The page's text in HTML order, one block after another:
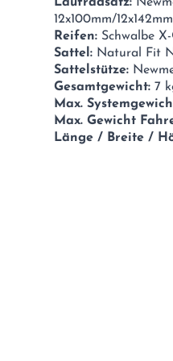
Laufradsatz:
12x100mm/
Reifen: Schwalbe
Sattel: Natural Fit
Sattelstütze:
Gesamtgewicht:7
Max.
Max. Gewicht
Länge / Breite /